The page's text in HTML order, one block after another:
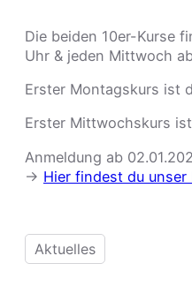
Die beiden 10er-Kurse
Uhr & jeden Mittwoch
Erster Montagskurs ist
Erster Mittwochskurs
Anmeldung ab
-> Hier findest du
Aktuelles